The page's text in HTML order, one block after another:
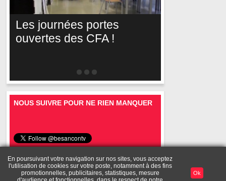
Les journées portes
ouvertes des CFA !
NOUS SUIVRE POUR NE RIEN MANQUER
En poursuivant votre navigation sur nos sites, vous acceptez
l'utilisation de cookies sur votre poste, notamment à des fins
promotionnelles, publicitaires, statistiques, mesure
Ok
Mentions
légales
A
propos
Toutes les
vidéos
Diffusez vos
vidéos
Mon
compte